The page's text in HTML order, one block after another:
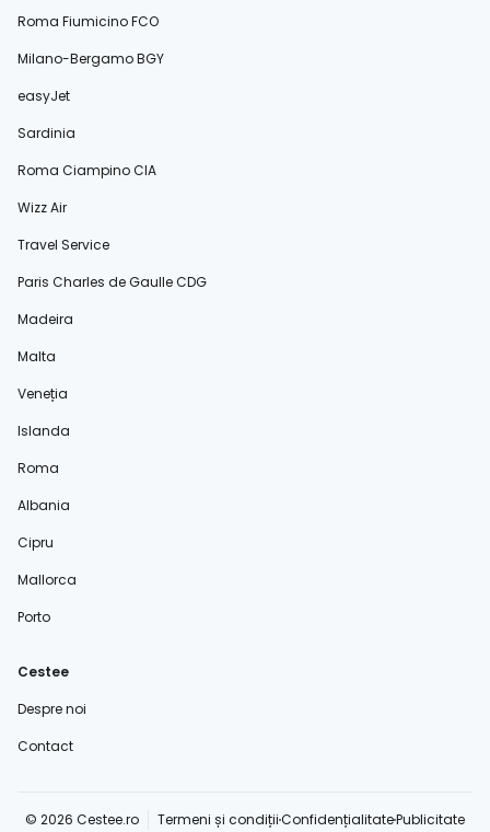
Roma Fiumicino FCO
Milano-Bergamo BGY
easyJet
Sardinia
Roma Ciampino CIA
Wizz Air
Travel Service
Paris Charles de Gaulle CDG
Madeira
Malta
Veneția
Islanda
Roma
Albania
Cipru
Mallorca
Porto
Cestee
Despre noi
Contact
© 2026 Cestee.ro Termeni și condițiiConfidențialitatePublicitate